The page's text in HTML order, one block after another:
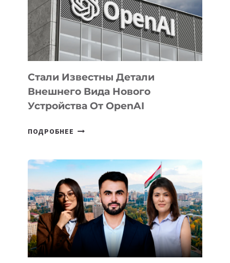
РАЗВИТИЮ
ЭКОСИСТЕМЫ
ИСКУССТВЕННОГО
ИНТЕЛЛЕКТА
Стали Известны Детали
Внешнего Вида Нового
Устройства От OpenAI
ПОДРОБНЕЕ СТАЛИ
ВНЕШНЕГО
ВИДА
НОВОГО
УСТРОЙСТВА
ОТ
OPENAI